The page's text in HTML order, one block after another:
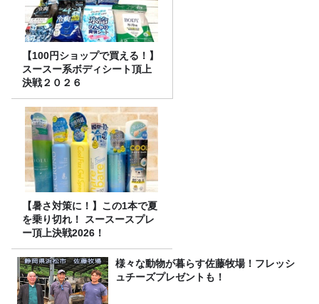
【100円ショップで買える！】
スースー系ボディシート頂上
決戦２０２６
【暑さ対策に！】この1本で夏
を乗り切れ！ スースースプレ
ー頂上決戦2026！
様々な動物が暮らす佐藤牧場！フレッシ
ュチーズプレゼントも！